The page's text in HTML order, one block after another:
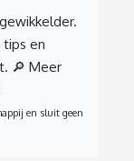
tips en
🔎 Meer
en sluit geen